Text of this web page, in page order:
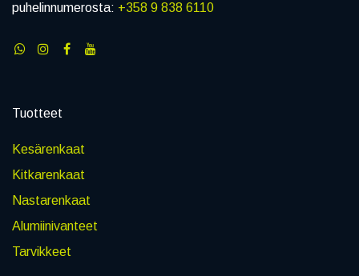
puhelinnumerosta: +358 9 838 6110
Tuotteet
Kesärenkaat
Kitkarenkaat
Nastarenkaat
Alumiinivanteet
Tarvikkeet